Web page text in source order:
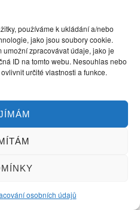
používáme k ukládání a/nebo
jako jsou soubory cookie.
zpracovávat údaje, jako je
ID na tomto webu. Nesouhlas nebo
určité vlastnosti a funkce.
osobních údajů
a nezlobte se že Vás
mě to stále vhlavě a opravdu
rady ještě snad poslat vzorek
Díky Vlasto
víte co, kdyby vám to někdo
my@conovehonakopci.cz
to necháváte v místnosti,